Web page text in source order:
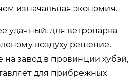
изначальная экономия.
удачный. для ветропарка
воздуху решение.
завод в провинции хубэй,
для прибрежных